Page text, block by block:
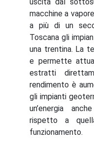
macchine a
a più di un
Toscana gli
una trentina. La
e permette
estratti
rendimento è
gli impianti
un’energia
rispetto a
funzionamento.